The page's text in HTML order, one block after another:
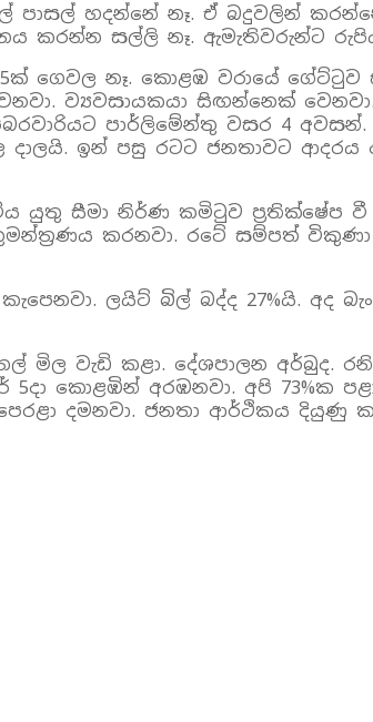
හදන්නේ නෑ. ඒ බදුවලින්
කරන්න සල්ලි නෑ. ඇමැතිවරුන්ට
ගෙවල නෑ. කොළඹ වරායේ
ව්‍යවසායකයා සිඟන්නෙක්
පාර්ලිමේන්තු වසර 4
ඉන් පසු රටට ජනතාවට ආදරය
යුතු සීමා නිර්ණ කමිටුව ප්‍රතික්ෂේප
කරනවා. රටේ සම්පත් විකුණා
ලයිට් බිල් බද්ද 27%යි. අද
තෙල් මිල වැඩි කළා. දේශපාලන
කොළඹින් අරඹනවා. අපි 73%ක
දමනවා. ජනතා ආර්ථිකය දියුණු